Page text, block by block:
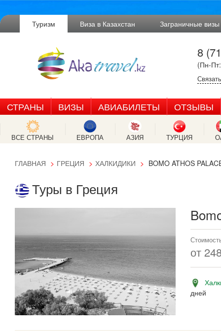
Туризм Виза в Казахстан Заграничные визы
8
(Пн-
СТРАНЫ ВИЗЫ АВИАБИЛЕТЫ ОТЗЫВЫ
ВСЕ СТРАНЫ ЕВРОПА АЗИЯ ТУРЦИЯ
ГЛАВНАЯ ГРЕЦИЯ ХАЛКИДИКИ BOMO ATHOS
Туры в Греция
от
дней